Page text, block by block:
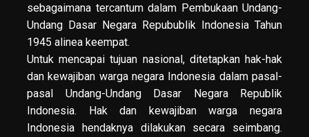
sebagaimana tercantum dalam Pembukaan Undang-
Undang Dasar Negara Repubublik Indonesia Tahun
1945 alinea keempat.
Untuk mencapai tujuan nasional, ditetapkan hak-hak
dan kewajiban warga negara Indonesia dalam pasal-
pasal Undang-Undang Dasar Negara Republik
Indonesia. Hak dan kewajiban warga negara
Indonesia hendaknya dilakukan secara seimbang.